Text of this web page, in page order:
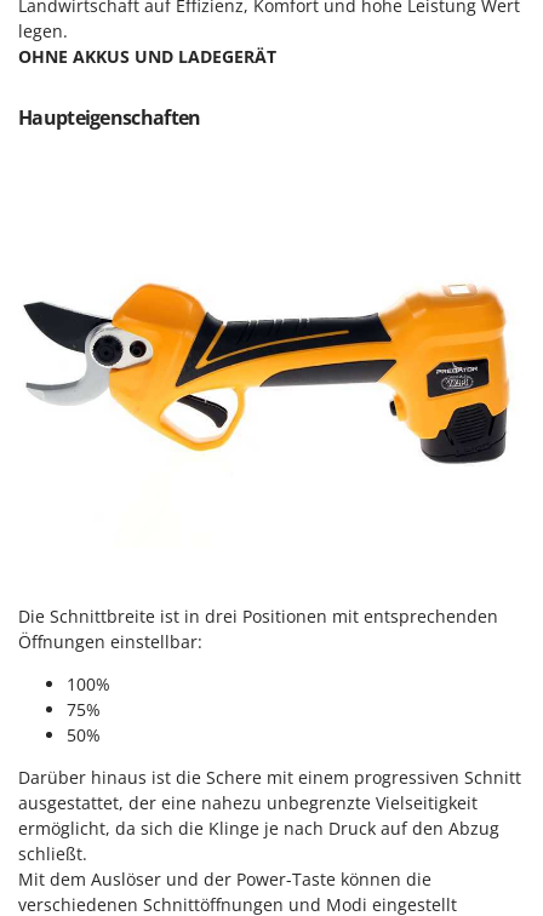
P
Palettengabeln für Traktoren
Pflüge für Traktor
Poolstaubsauger
Rasenmäher
Rasensodenschneider
Rasentraktoren Aufsitzmäher
Rupfmaschinen
Sämaschinen und Düngerstreuer
Scheibenpflüge
Schneeräumer
Schrotmühlen - elektrisch
Schwader für Traktoren
Schweißgeräte
Francini
G
G3 Ferrari
Gierre
Ginko - MGM
Gipeco
GRIFO
GVS
GYS
H
Hailo
Helvi
Henx
HiKOKI
Landwirtschaft auf Effizienz, Komfort und hohe Leistung Wert
legen.
OHNE AKKUS UND LADEGERÄT
Haupteigenschaften
Die Schnittbreite ist in drei Positionen mit entsprechenden
Öffnungen einstellbar:
100%
75%
50%
Darüber hinaus ist die Schere mit einem progressiven Schnitt
ausgestattet, der eine nahezu unbegrenzte Vielseitigkeit
ermöglicht, da sich die Klinge je nach Druck auf den Abzug
schließt.
Mit dem Auslöser und der Power-Taste können die
verschiedenen Schnittöffnungen und Modi eingestellt